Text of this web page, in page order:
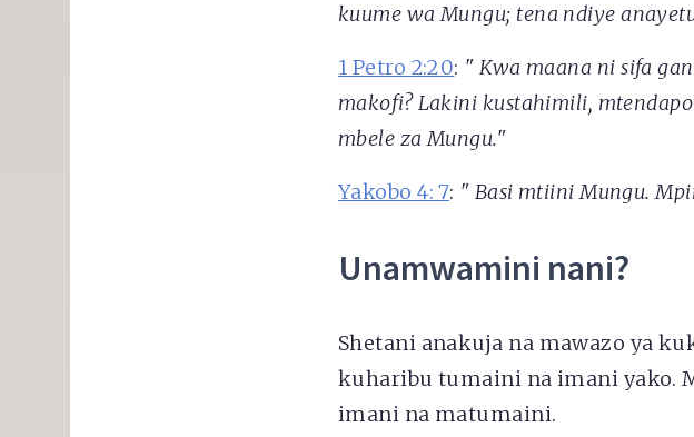
kuume wa Mungu; tena ndiye
1 Petro 2:20: " Kwa maana ni sifa
makofi? Lakini kustahimili,
mbele za Mungu."
Yakobo 4: 7: " Basi mtiini Mungu.
Unamwamini nani?
Shetani anakuja na mawazo ya
kuharibu tumaini na imani yako.
imani na matumaini.